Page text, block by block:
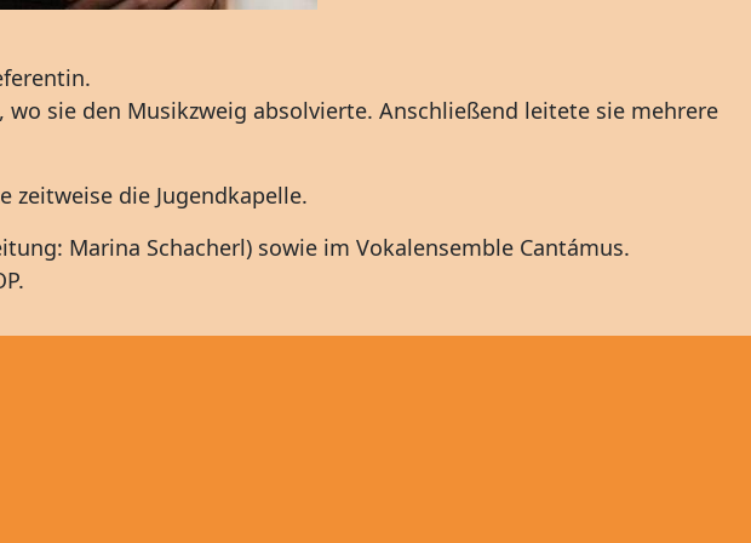
sie den Musikzweig absolvierte. Anschließend leitete sie mehrere
die Jugendkapelle.
Marina Schacherl) sowie im Vokalensemble Cantámus.